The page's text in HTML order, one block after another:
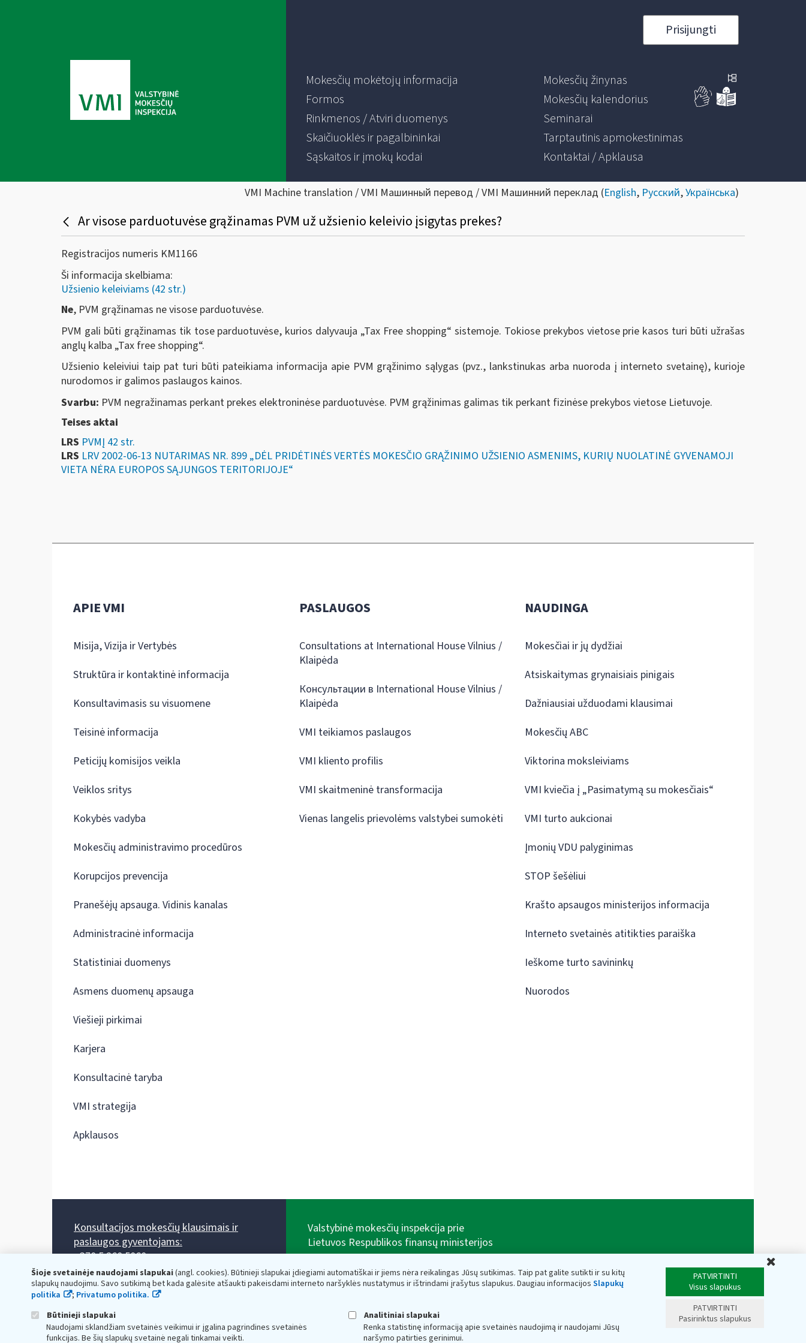
Prisijungti
Mokesčių mokėtojų informacija
Formos
Rinkmenos / Atviri duomenys
Skaičiuoklės ir pagalbininkai
Sąskaitos ir įmokų kodai
Mokesčių žinynas
Mokesčių kalendorius
Seminarai
Tarptautinis apmokestinimas
Kontaktai / Apklausa
VMI Machine translation / VMI Машинный перевод / VMI Машинний переклад (English, Русский,Українська)
Ar visose parduotuvėse grąžinamas PVM už užsienio keleivio įsigytas prekes?
Registracijos numeris KM1166
Ši informacija skelbiama:
Užsienio keleiviams (42 str.)
Ne, PVM grąžinamas ne visose parduotuvėse.
PVM gali būti grąžinamas tik tose parduotuvėse, kurios dalyvauja „Tax Free shopping“ sistemoje. Tokiose prekybos vietose prie kasos turi būti užrašas
anglų kalba „Tax free shopping“.
Užsienio keleiviui taip pat turi būti pateikiama informacija apie PVM grąžinimo sąlygas (pvz., lankstinukas arba nuoroda į interneto svetainę), kurioje
nurodomos ir galimos paslaugos kainos.
Svarbu: PVM negražinamas perkant prekes elektroninėse parduotuvėse. PVM grąžinimas galimas tik perkant fizinėse prekybos vietose Lietuvoje.
Teises aktai
LRS PVMĮ 42 str.
LRS LRV 2002-06-13 NUTARIMAS NR. 899 „DĖL PRIDĖTINĖS VERTĖS MOKESČIO GRĄŽINIMO UŽSIENIO ASMENIMS, KURIŲ NUOLATINĖ GYVENAMOJI
VIETA NĖRA EUROPOS SĄJUNGOS TERITORIJOJE“
Šioje svetainėje naudojami slapukai(angl. cookies). Būtinieji slapukai įdiegiami automatiškai ir jiems nėra reikalingas Jūsų sutikimas. Taip pat galite sutikti ir su kitų
slapukų naudojimu. Savo sutikimą bet kada galėsite atšaukti pakeisdami interneto naršyklės nustatymus ir ištrindami įrašytus slapukus. Daugiau informacijos Slapukų
politika
; Privatumo politika.
Būtinieji slapukai
Naudojami sklandžiam svetainės veikimui ir įgalina pagrindines svetainės
funkcijas. Be šių slapukų svetainė negali tinkamai veikti.
Analitiniai slapukai
Renka statistinę informaciją apie svetainės naudojimą ir naudojami Jūsų
naršymo patirties gerinimui.
PATVIRTINTI
Visus slapukus
PATVIRTINTI
Pasirinktus slapukus
APIE VMI
Misija, Vizija ir Vertybės
Struktūra ir kontaktinė informacija
Konsultavimasis su visuomene
Teisinė informacija
Peticijų komisijos veikla
Veiklos sritys
Kokybės vadyba
Mokesčių administravimo procedūros
Korupcijos prevencija
Pranešėjų apsauga. Vidinis kanalas
Administracinė informacija
Statistiniai duomenys
Asmens duomenų apsauga
Viešieji pirkimai
Karjera
Konsultacinė taryba
VMI strategija
Apklausos
PASLAUGOS
Consultations at International House Vilnius /
Klaipėda
Консультации в International House Vilnius /
Klaipėda
VMI teikiamos paslaugos
VMI kliento profilis
VMI skaitmeninė transformacija
Vienas langelis prievolėms valstybei sumokėti
NAUDINGA
Mokesčiai ir jų dydžiai
Atsiskaitymas grynaisiais pinigais
Dažniausiai užduodami klausimai
Mokesčių ABC
Viktorina moksleiviams
VMI kviečia į „Pasimatymą su mokesčiais“
VMI turto aukcionai
Įmonių VDU palyginimas
STOP šešėliui
Krašto apsaugos ministerijos informacija
Interneto svetainės atitikties paraiška
Ieškome turto savininkų
Nuorodos
Konsultacijos mokesčių klausimais ir
paslaugos gyventojams:
+370 5 260 5060
Darbo laikas: I-IV 8.00-17.00, V 8.00-15.45.
Prieššventinę dieną - viena valanda trumpiau.
Kiekvieno mėnesio antrą penktadienį 8.00 val. - 12.00 val.
Valstybinė mokesčių inspekcija prie
Lietuvos Respublikos finansų ministerijos
adresas: Vasario 16-osios g. 14, 01107 Vilnius, Lietuva,
el.paštas:vmi@vmi.lt, E. pristatymo dėžutės adresas
Lietuvos Respublikos finansų ministerijos kaupiami ir
saugomi Juridinių asmenų registre